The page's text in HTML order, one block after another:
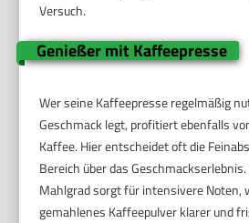
Versuch.
Genießer mit Kaffeepresse
Wer seine Kaffeepresse regelmäßig
Geschmack legt, profitiert ebenfalls
Kaffee. Hier entscheidet oft die
Bereich über das
Mahlgrad sorgt für intensivere Noten,
gemahlenes Kaffeepulver klarer und